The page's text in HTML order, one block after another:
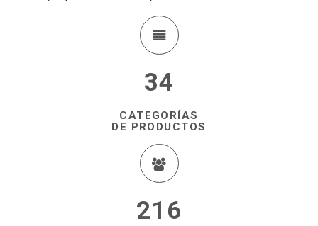
34
CATEGORÍAS
DE PRODUCTOS
216